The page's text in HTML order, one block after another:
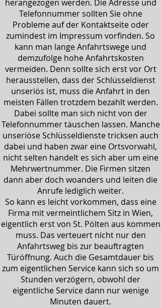
herangezogen werden. Die Adresse und
Telefonnummer sollten Sie ohne
Probleme auf der Kontaktseite oder
zumindest im Impressum vorfinden. So
kann man lange Anfahrtswege und
demzufolge hohe Anfahrtskosten
vermeiden. Denn sollte sich erst vor Ort
herausstellen, dass der Schlüsseldienst
unseriös ist, muss die Anfahrt in den
meisten Fällen trotzdem bezahlt werden.
Dabei sollte man sich nicht von der
Telefonnummer täuschen lassen. Manche
unseriöse Schlüsseldienste tricksen auch
dabei und haben zwar eine Ortsvorwahl,
nicht selten handelt es sich aber um eine
Mehrwertnummer. Die Firmen sitzen
dann aber doch woanders und leiten die
Anrufe lediglich weiter.
So kann es leicht vorkommen, dass eine
Firma mit vermeintlichem Sitz in Wien,
eigentlich erst von St. Pölten aus kommen
muss. Das verteuert nicht nur den
Anfahrtsweg bis zur beauftragten
Türöffnung. Auch die Gesamtdauer bis
zum eigentlichen Service kann sich so um
Stunden verzögern, obwohl der
eigentliche Service dann nur wenige
Minuten dauert.